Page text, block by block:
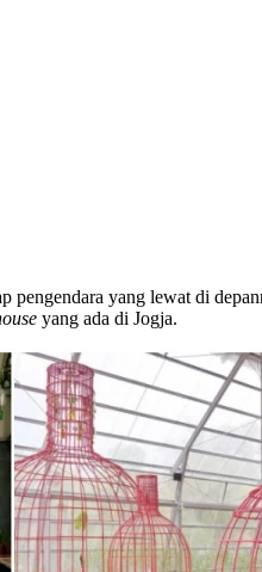
pengendara yang lewat di
yang ada di Jogja.